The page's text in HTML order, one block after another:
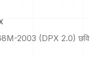
2003 (DPX 2.0) छवि